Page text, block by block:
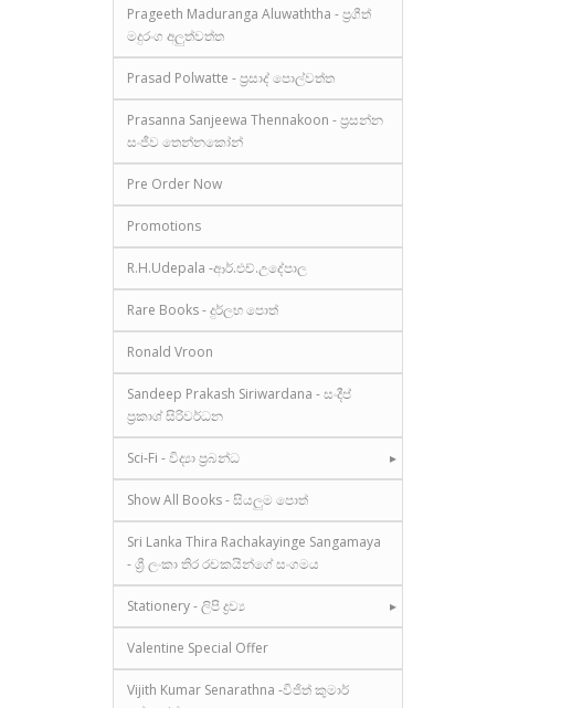
Prageeth Maduranga Aluwaththa - ප්‍රගීත්
මදුරංග අලුත්වත්ත
Prasad Polwatte - ප්‍රසාද් පොල්වත්ත
Prasanna Sanjeewa Thennakoon - ප්‍රසන්න
සංජීව තෙන්නකෝන්
Pre Order Now
Promotions
R.H.Udepala -ආර්.එච්.උදේපාල
Rare Books - දුර්ලභ පොත්
Ronald Vroon
Sandeep Prakash Siriwardana - සංදීප්
ප්‍රකාශ් සිරිවර්ධන
Sci-Fi - විද්‍යා ප්‍රබන්ධ
Show All Books - සියලුම පොත්
Sri Lanka Thira Rachakayinge Sangamaya
- ශ්‍රී ලංකා තිර රචකයින්ගේ සංගමය
Stationery - ලිපි ද්‍රව්‍ය
Valentine Special Offer
Vijith Kumar Senarathna -විජිත් කුමාර්